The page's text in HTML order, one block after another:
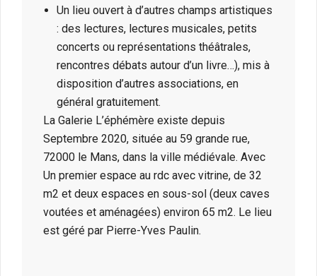
Un lieu ouvert à d’autres champs artistiques
: des lectures, lectures musicales, petits
concerts ou représentations théâtrales,
rencontres débats autour d’un livre…), mis à
disposition d’autres associations, en
général gratuitement.
La Galerie L’éphémère existe depuis
Septembre 2020, située au 59 grande rue,
72000 le Mans, dans la ville médiévale. Avec
Un premier espace au rdc avec vitrine, de 32
m2 et deux espaces en sous-sol (deux caves
voutées et aménagées) environ 65 m2. Le lieu
est géré par Pierre-Yves Paulin.